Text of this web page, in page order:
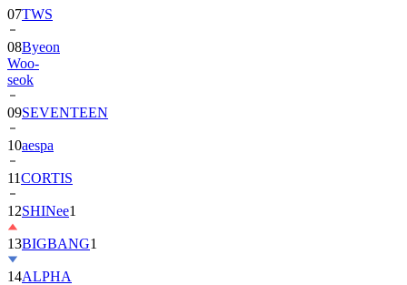
08Byeon
Woo-
seok
09SEVENTEEN
10aespa
11CORTIS
12SHINee1
13BIGBANG
14ALPHA
DRIVE
ONE)1